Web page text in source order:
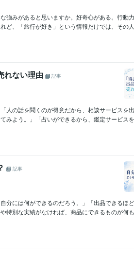
強みがあると思いますか。好奇心がある。行動
ど、「旅行が好き」という情報だけでは、その
れない理由
記事
人の話を聞くのが得意だから、相談サービスを
みよう。」「占いができるから、鑑定サービス
記事
分には何ができるのだろう。」「出品できるほ
特別な実績がなければ、商品にできるものが何